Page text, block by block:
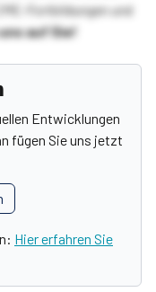
Fortbildungen und
auf Sie!
Entwicklungen
fügen Sie uns jetzt
Hier erfahren Sie